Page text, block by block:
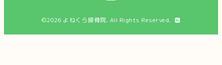
©2026 よねくら接骨院. All Rights Reserved.